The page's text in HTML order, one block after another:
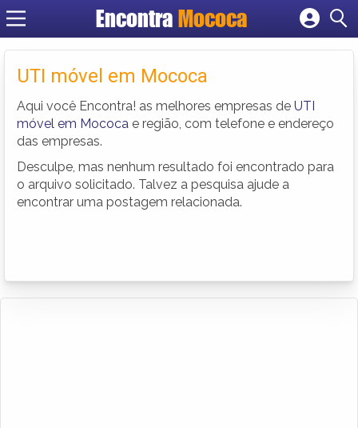
Encontra Mococa
Criar conta
UTI móvel em Mococa
Aqui você Encontra! as melhores empresas de UTI
móvel em Mococa e região, com telefone e endereço
das empresas.
Desculpe, mas nenhum resultado foi encontrado para
o arquivo solicitado. Talvez a pesquisa ajude a
encontrar uma postagem relacionada.